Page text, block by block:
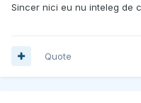
Sincer nici eu nu inteleg de
Quote